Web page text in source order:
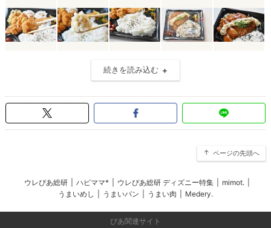
続きを読み込む
ページの先頭へ
ウレぴあ総研 ハピママ* ウレぴあ総研 ディズニー特集 mimot.
うまいめし
うまいパン うまい肉 Medery.
ぴあ関連サイト